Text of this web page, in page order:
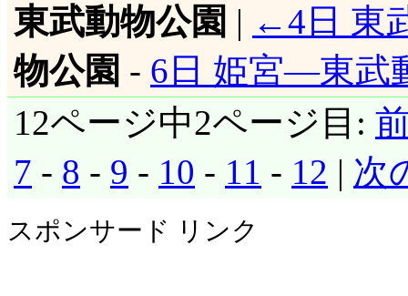
東武動物公園 | ←4日 東
物公園 - 6日 姫宮―東武
12ページ中2ページ目:
7 - 8 - 9 - 10 - 11 - 12 | 次
スポンサード リンク